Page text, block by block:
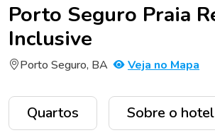
Porto Seguro Praia
Inclusive
Porto Seguro, BA Veja no Mapa
Quartos Sobre o hotel